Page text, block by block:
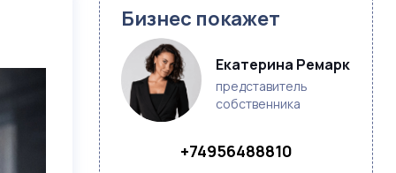
Бизнес покажет
Екатерина Ремарк
представитель
собственника
+74956488810